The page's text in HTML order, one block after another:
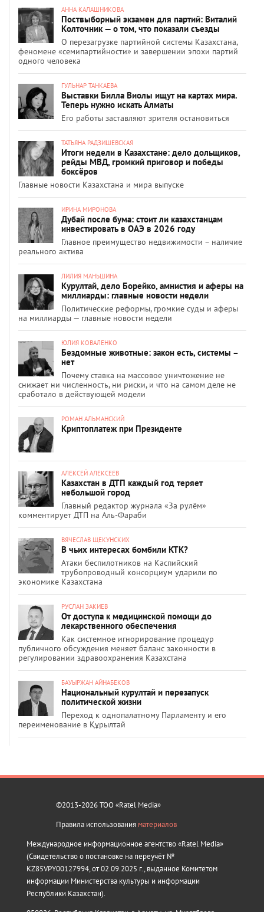
АННА КАЛАШНИКОВА
Поствыборный экзамен для партий: Виталий
Колточник — о том, что показали съезды
О перезагрузке партийной системы Казахстана,
феномене «семипартийности» и завершении эпохи партий
одного человека
ГУЛЬНАР ТАНКАЕВА
Выставки Билла Виолы ищут на картах мира.
Теперь нужно искать Алматы
Его работы заставляют зрителя остановиться
ТАТЬЯНА РАДЗИШЕВСКАЯ
Итоги недели в Казахстане: дело дольщиков,
рейды МВД, громкий приговор и победы
боксёров
Главные новости Казахстана и мира выпуске
ИРИНА МИРОНОВА
Дубай после бума: стоит ли казахстанцам
инвестировать в ОАЭ в 2026 году
Главное преимущество недвижимости – наличие
реального актива
ЛИЛИЯ МАНЬШИНА
Курултай, дело Борейко, амнистия и аферы на
миллиарды: главные новости недели
Политические реформы, громкие суды и аферы
на миллиарды — главные новости недели
ЮЛИЯ КОВАЛЕНКО
Бездомные животные: закон есть, системы –
нет
Почему ставка на массовое уничтожение не
снижает ни численность, ни риски, и что на самом деле не
сработало в действующей модели
РОМАН АЛЬМАНСКИЙ
Криптоплатеж при Президенте
АЛЕКСЕЙ АЛЕКСЕЕВ
Казахстан в ДТП каждый год теряет
небольшой город
Главный редактор журнала «За рулём»
комментирует ДТП на Аль-Фараби
ВЯЧЕСЛАВ ЩЕКУНСКИХ
В чьих интересах бомбили КТК?
Атаки беспилотников на Каспийский
трубопроводный консорциум ударили по
экономике Казахстана
РУСЛАН ЗАКИЕВ
От доступа к медицинской помощи до
лекарственного обеспечения
Как системное игнорирование процедур
публичного обсуждения меняет баланс законности в
регулировании здравоохранения Казахстана
БАУЫРЖАН АЙНАБЕКОВ
Национальный курултай и перезапуск
политической жизни
Переход к однопалатному Парламенту и его
переименование в Құрылтай
©2013-2026 ТОО «Ratel Media»
Правила использования материалов
Международное информационное агентство «Ratel Media»
(Свидетельство о постановке на переучёт №
KZ85VPY00127994, от 02.09.2025 г., выданное Комитетом
информации Министерства культуры и информации
Республики Казахстан).